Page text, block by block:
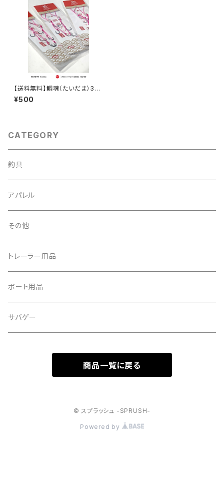
【送料無料】鯛魂（たいだま）3連
フックセット
¥500
CATEGORY
釣具
アパレル
その他
トレーラー用品
ボート用品
サバゲー
商品一覧に戻る
© スプラッシュ -SPRUSH-
Powered by